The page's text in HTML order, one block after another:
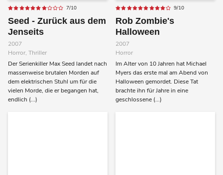
7/10
Seed - Zurück aus dem
Jenseits
2007
Horror, Thriller
Der Serienkiller Max Seed landet nach
massenweise brutalen Morden auf
dem elektrischen Stuhl um für die
vielen Morde, die er begangen hat,
endlich (...)
9/10
Rob Zombie's
Halloween
2007
Horror
Im Alter von 10 Jahren hat Michael
Myers das erste mal am Abend von
Halloween gemordet. Diese Tat
brachte ihn für Jahre in eine
geschlossene (...)